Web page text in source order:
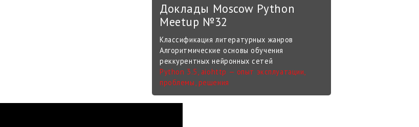
Доклады Moscow Python
Meetup №32
Классификация литературных жанров
Алгоритмические основы обучения
реккурентных нейронных сетей
Python 3.5, aiohttp — опыт эксплуатации,
проблемы, решения